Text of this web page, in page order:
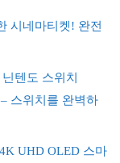
시네마티켓! 완전
텐도 스위치
스위치를 완벽하
UHD OLED 스마